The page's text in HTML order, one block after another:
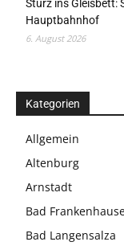
Sturz ins Gleisbett:
Hauptbahnhof
6. August 2026
Kategorien
Allgemein
Altenburg
Arnstadt
Bad
Bad Langensalza